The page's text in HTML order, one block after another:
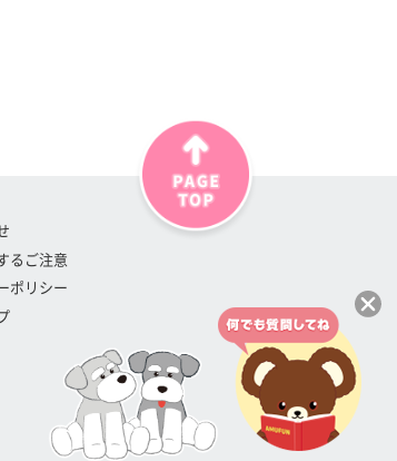
るご注意
ポリシー